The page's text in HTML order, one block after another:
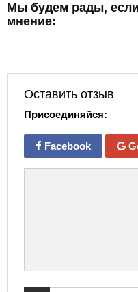
Мы будем рады,
мнение:
Оставить отзыв
Присоединяйся:
Facebook